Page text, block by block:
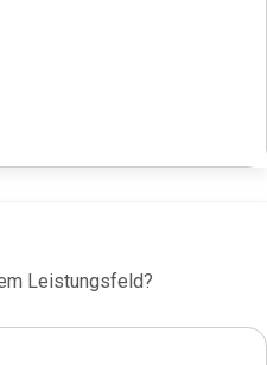
Leistungsfeld?